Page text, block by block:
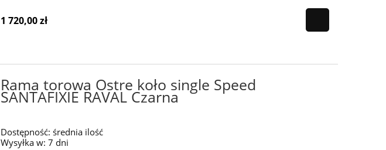
1 720,00 zł
Rama torowa Ostre koło single Speed
SANTAFIXIE RAVAL Czarna
Dostępność: średnia ilość
Wysyłka w: 7 dni